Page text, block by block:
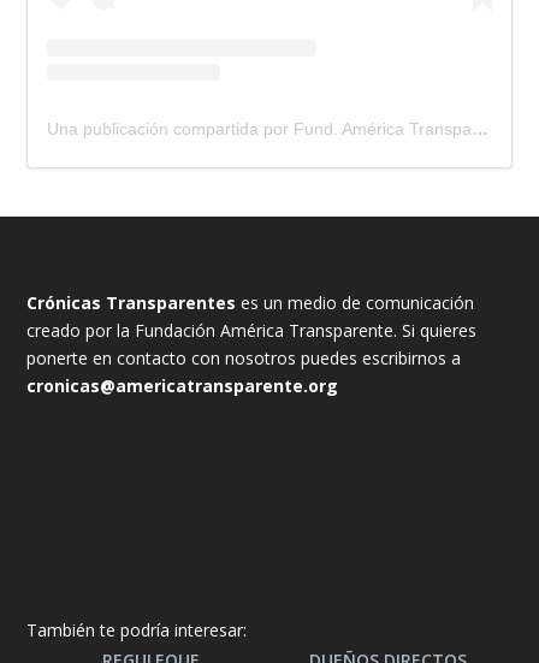
Una publicación compartida por Fund. América Transparente (@america_transparente)
Crónicas Transparenteses un medio de comunicación
creado por la Fundación América Transparente. Si quieres
ponerte en contacto con nosotros puedes escribirnos a
cronicas@americatransparente.org
También te podría interesar: